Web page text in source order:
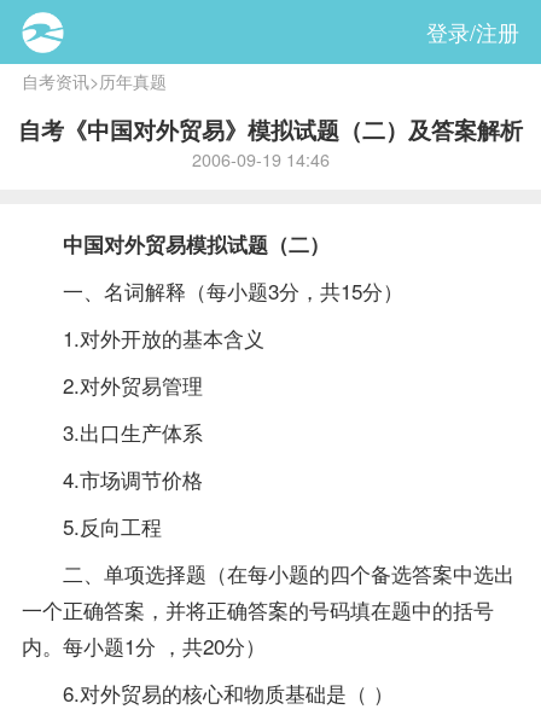
登录/注册
自考资讯>历年真题
自考《中国对外贸易》模拟试题（二）及答案解析
2006-09-19 14:46
中国对外贸易模拟试题（二）
一、名词解释（每小题3分，共15分）
1.对外开放的基本含义
2.对外贸易管理
3.出口生产体系
4.市场调节价格
5.反向工程
二、单项选择题（在每小题的四个备选答案中选出
一个正确答案，并将正确答案的号码填在题中的括号
内。每小题1分 ，共20分）
6.对外贸易的核心和物质基础是（ ）